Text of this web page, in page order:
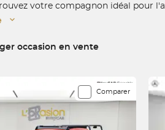
votre compagnon idéal pour
occasion en vente
Comparer